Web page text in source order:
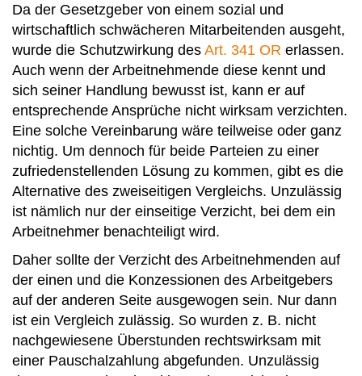
Da der Gesetzgeber von einem sozial und
wirtschaftlich schwächeren Mitarbeitenden ausgeht,
wurde die Schutzwirkung des Art. 341 OR erlassen.
Auch wenn der Arbeitnehmende diese kennt und
sich seiner Handlung bewusst ist, kann er auf
entsprechende Ansprüche nicht wirksam verzichten.
Eine solche Vereinbarung wäre teilweise oder ganz
nichtig. Um dennoch für beide Parteien zu einer
zufriedenstellenden Lösung zu kommen, gibt es die
Alternative des zweiseitigen Vergleichs. Unzulässig
ist nämlich nur der einseitige Verzicht, bei dem ein
Arbeitnehmer benachteiligt wird.
Daher sollte der Verzicht des Arbeitnehmenden auf
der einen und die Konzessionen des Arbeitgebers
auf der anderen Seite ausgewogen sein. Nur dann
ist ein Vergleich zulässig. So wurden z. B. nicht
nachgewiesene Überstunden rechtswirksam mit
einer Pauschalzahlung abgefunden. Unzulässig